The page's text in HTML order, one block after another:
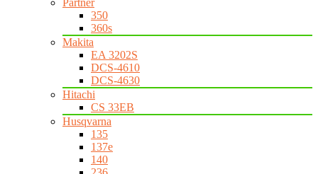
Partner
350
360s
Makita
EA 3202S
DCS-4610
DCS-4630
Hitachi
CS 33EB
Husqvarna
135
137e
140